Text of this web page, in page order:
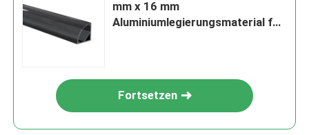
mm x 16 mm
Aluminiumlegierungsmaterial für
Fortsetzen